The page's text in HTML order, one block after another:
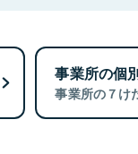
事業所の個
事業所の７け